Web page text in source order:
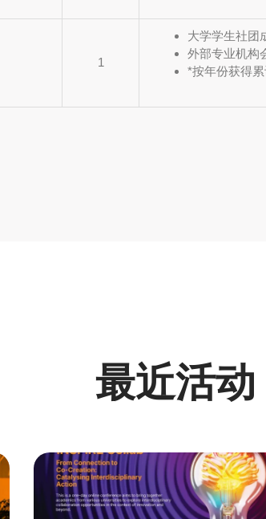
1
大学学生社团
外部专业机构
*按年份获得
最近活动
PagePagePagePagePage